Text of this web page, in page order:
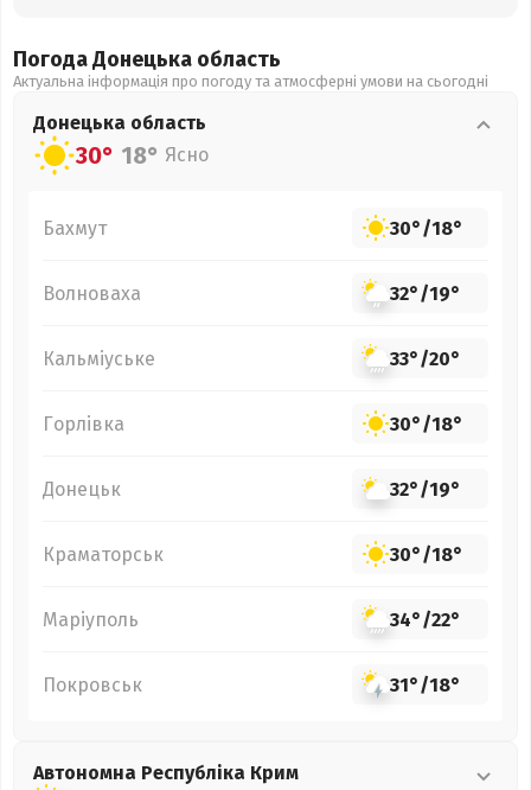
Погода Донецька область
Актуальна інформація про погоду та атмосферні умови на сьогодні
Донецька область
30° 18° Ясно
Бахмут 30°/18°
Волноваха 32°/19°
Кальміуське 33°/20°
Горлівка 30°/18°
Донецьк 32°/19°
Краматорськ 30°/18°
Маріуполь 34°/22°
Покровськ 31°/18°
Автономна Республіка Крим